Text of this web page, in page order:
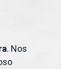
. Nos